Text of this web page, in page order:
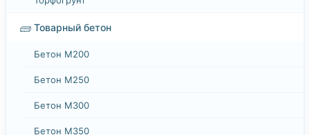
🧱 Товарный бетон
Бетон М200
Бетон М250
Бетон М300
Бетон М350